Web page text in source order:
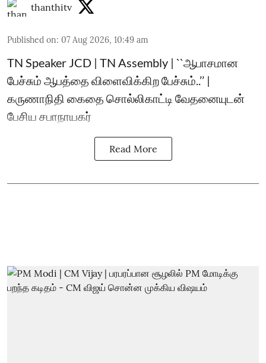
thanthitv
Published on: 07 Aug 2026, 10:49 am
TN Speaker JCD | TN Assembly | ``ஆபாசமான
பேச்சும் ஆபத்தை விளைவிக்கிற பேச்சும்..’’ |
கருணாநிதி கைதை சொல்லிகாட்டி வேதனையுடன்
பேசிய சபாநாயகர்
Read More